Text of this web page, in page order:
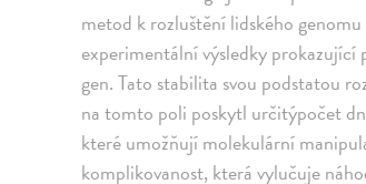
metod k rozluštění lidského
experimentální výsledky
gen. Tato stabilita svou podstatou
na tomto poli poskytl určitýpočet
které umožňují molekulární
komplikovanost, která vylučuje